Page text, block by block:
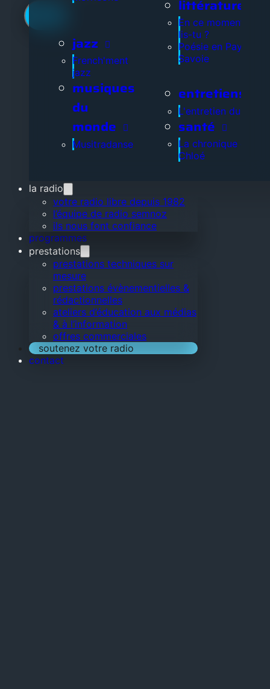
jazz
French'ment
jazz
musiques
du
monde
Musitradanse
littérature
En ce moment, que
lis-tu ?
Poésie en Pays de
Savoie
entretiens
L'entretien du jour
santé
La chronique de
Chloé
la radio
votre radio libre depuis 1982
l’équipe de radio semnoz
ils nous font confiance
programmes
prestations
prestations techniques sur
mesure
prestations évènementielles &
rédactionnelles
ateliers d’éducation aux médias
& à l’information
offres commerciales
soutenez votre radio
contact